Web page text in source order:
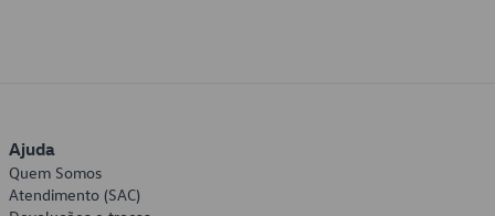
Ajuda
Quem Somos
Atendimento (SAC)